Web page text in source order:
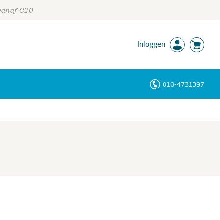
€20
Inloggen
010-4731397
Personen